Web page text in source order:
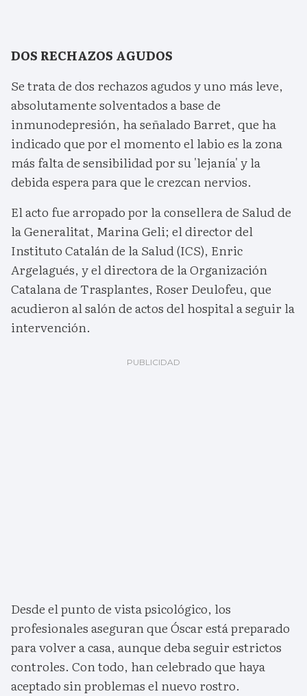
DOS RECHAZOS AGUDOS
Se trata de dos rechazos agudos y uno más leve,
absolutamente solventados a base de
inmunodepresión, ha señalado Barret, que ha
indicado que por el momento el labio es la zona
más falta de sensibilidad por su 'lejanía' y la
debida espera para que le crezcan nervios.
El acto fue arropado por la consellera de Salud de
la Generalitat, Marina Geli; el director del
Instituto Catalán de la Salud (ICS), Enric
Argelagués, y el directora de la Organización
Catalana de Trasplantes, Roser Deulofeu, que
acudieron al salón de actos del hospital a seguir la
intervención.
Desde el punto de vista psicológico, los
profesionales aseguran que Óscar está preparado
para volver a casa, aunque deba seguir estrictos
controles. Con todo, han celebrado que haya
aceptado sin problemas el nuevo rostro.